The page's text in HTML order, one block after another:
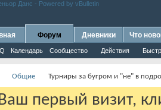
Форум
Календарь Сообщество Действия
Дневники Что
Общие Турниры за бугром и "не" в
первый визит,